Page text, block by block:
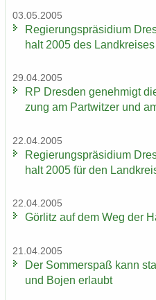
03.05.2005
Re­gie­rungs­prä­si­di­um
halt 2005 des
29.04.2005
RP Dres­den ge­neh­migt
zung am Part­wit­zer und
22.04.2005
Re­gie­rungs­prä­si­di­um
halt 2005 für den
22.04.2005
Gör­litz auf dem Weg der
21.04.2005
Der Som­mer­spaß kann
und Bojen er­laubt